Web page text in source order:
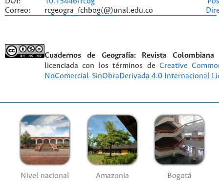
Correo:
rcgeogra_fchbog(@)unal.edu.co
Cuadernos de Geografía: Revista Colombiana
licenciada con los términos de Creative
NoComercial-SinObraDerivada 4.0 Internacional
Nivel nacional Amazonía Bogotá